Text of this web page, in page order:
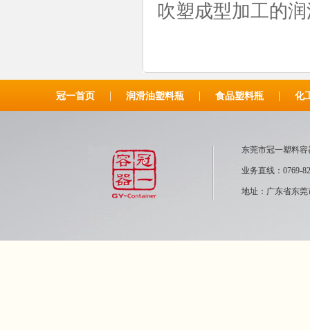
吹塑成型加工的
冠一首页 | 润滑油塑料瓶 | 食品塑料瓶 | 化
东莞市冠一塑
业务直线：0769-
地址：广东省